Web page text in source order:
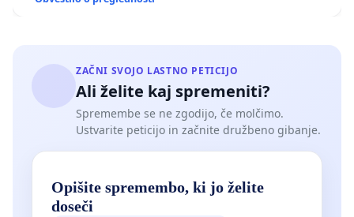
ZAČNI SVOJO LASTNO PETICIJO
Ali želite kaj spremeniti?
Spremembe se ne zgodijo, če molčimo.
Ustvarite peticijo in začnite družbeno gibanje.
Opišite spremembo, ki jo želite
doseči